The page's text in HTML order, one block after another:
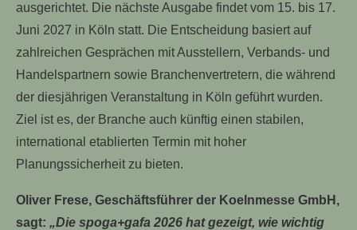
ausgerichtet. Die nächste Ausgabe findet vom 15. bis 17.
Juni 2027 in Köln statt. Die Entscheidung basiert auf
zahlreichen Gesprächen mit Ausstellern, Verbands- und
Handelspartnern sowie Branchenvertretern, die während
der diesjährigen Veranstaltung in Köln geführt wurden.
Ziel ist es, der Branche auch künftig einen stabilen,
international etablierten Termin mit hoher
Planungssicherheit zu bieten.
Oliver Frese, Geschäftsführer der Koelnmesse GmbH,
sagt: „Die spoga+gafa 2026 hat gezeigt, wie wichtig